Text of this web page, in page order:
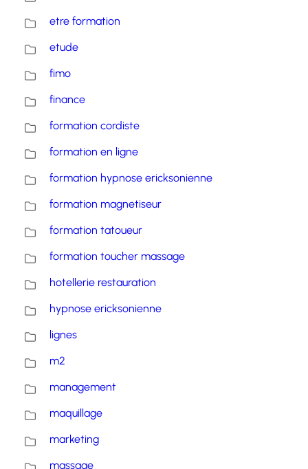
etre formation
etude
fimo
finance
formation cordiste
formation en ligne
formation hypnose ericksonienne
formation magnetiseur
formation tatoueur
formation toucher massage
hotellerie restauration
hypnose ericksonienne
lignes
m2
management
maquillage
marketing
massage